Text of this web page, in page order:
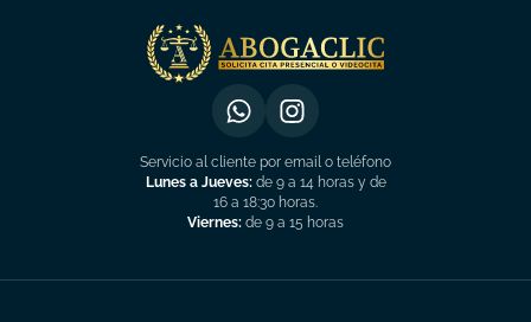
Servicio al cliente por email o teléfono
Lunes a Jueves:de 9 a 14 horas y de
16 a 18:30 horas.
Viernes: de 9 a 15 horas